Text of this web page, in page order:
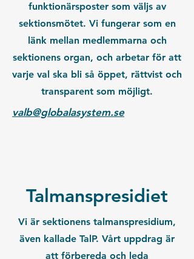
funktionärsposter som väljs av
sektionsmötet. Vi fungerar som en
länk mellan medlemmarna och
sektionens organ, och arbetar för att
varje val ska bli så öppet, rättvist och
transparent som möjligt.
valb@globalasystem.se
Talmanspresidiet
Vi är sektionens talmanspresidium,
även kallade TalP. Vårt uppdrag är
att förbereda och leda